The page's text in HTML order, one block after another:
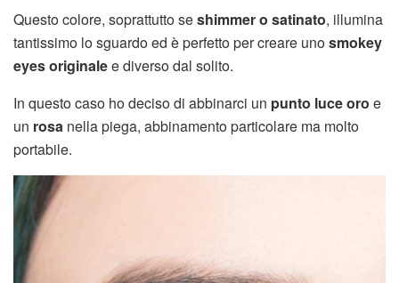
Questo colore, soprattutto seshimmer o satinato, illumina
tantissimo lo sguardo ed è perfetto per creare unosmokey
eyes originalee diverso dal solito.
In questo caso ho deciso di abbinarci un punto luce oro e
un rosa nella piega, abbinamento particolare ma molto
portabile.